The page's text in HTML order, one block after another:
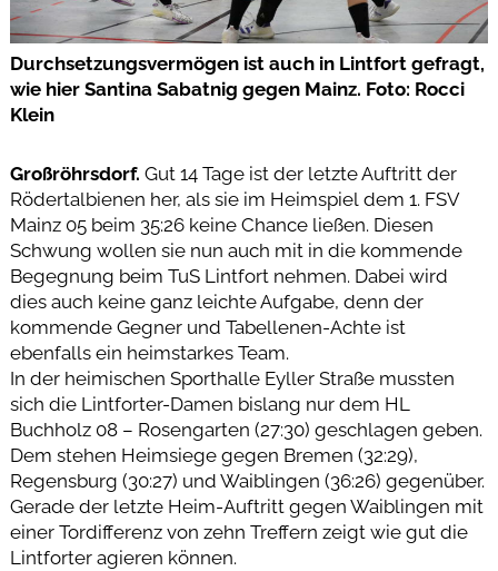
Durchsetzungsvermögen ist auch in Lintfort gefragt,
wie hier Santina Sabatnig gegen Mainz. Foto: Rocci
Klein
Großröhrsdorf. Gut 14 Tage ist der letzte Auftritt der
Rödertalbienen her, als sie im Heimspiel dem 1. FSV
Mainz 05 beim 35:26 keine Chance ließen. Diesen
Schwung wollen sie nun auch mit in die kommende
Begegnung beim TuS Lintfort nehmen. Dabei wird
dies auch keine ganz leichte Aufgabe, denn der
kommende Gegner und Tabellenen-Achte ist
ebenfalls ein heimstarkes Team.
In der heimischen Sporthalle Eyller Straße mussten
sich die Lintforter-Damen bislang nur dem HL
Buchholz 08 – Rosengarten (27:30) geschlagen geben.
Dem stehen Heimsiege gegen Bremen (32:29),
Regensburg (30:27) und Waiblingen (36:26) gegenüber.
Gerade der letzte Heim-Auftritt gegen Waiblingen mit
einer Tordifferenz von zehn Treffern zeigt wie gut die
Lintforter agieren können.